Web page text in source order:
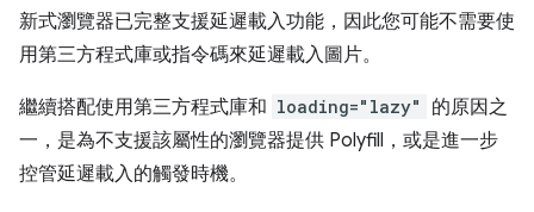
新式瀏覽器已完整支援延遲載入功能，因此您可能不需要使
用第三方程式庫或指令碼來延遲載入圖片。
繼續搭配使用第三方程式庫和 loading="lazy"
的原因之
一，是為不支援該屬性的瀏覽器提供 Polyfill，或是進一步
控管延遲載入的觸發時機。